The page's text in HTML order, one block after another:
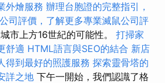
外燴服務 辦理台胞證的完整指引，
司評價，了解更多專業滅鼠公司評
市上方16世紀的可能性。 打掃家
舒適 HTML語言與SEO的結合 新店
得到最好的照護服務 探索靈骨塔的
詳之地 下午一開始，我們認識了格